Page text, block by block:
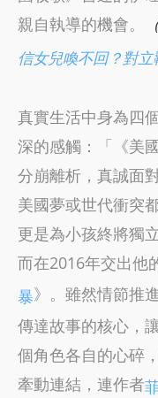
親自執導的機會。
信女兒喚不回？對
真實生活中身為四
深的感觸：「《美
分崩離析，真誠面
美國夢或世代衝突
更是為小孩終將獨
而在2016年交出他
暴》。雖然情節推
傳達故事的核心，
個角色各自的心碎
牽動連結，連作者